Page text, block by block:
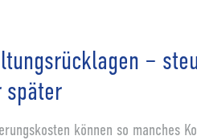
–
später
können so manches